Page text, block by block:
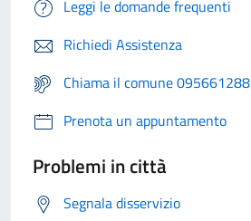
Leggi le domande frequenti
Richiedi Assistenza
Chiama il comune 095661288
Prenota un appuntamento
Problemi in città
Segnala disservizio